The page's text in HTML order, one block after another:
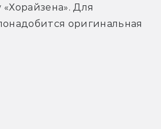
Для
оригинальная